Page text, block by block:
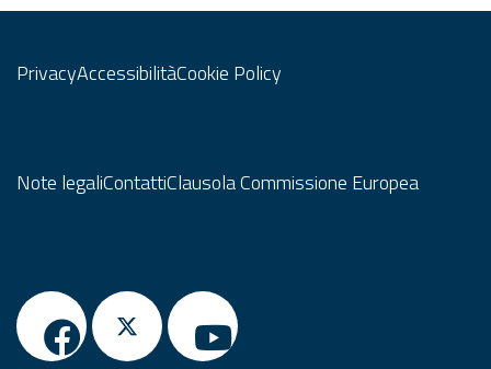
PrivacyAccessibilitàCookie Policy
Note legaliContattiClausola Commissione Europea